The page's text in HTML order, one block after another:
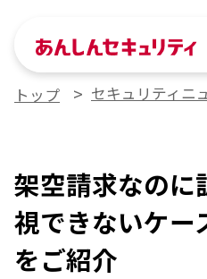
あんしんセキュリティ
トップ セキュリティニ
架空請求なのに
視できないケー
をご紹介